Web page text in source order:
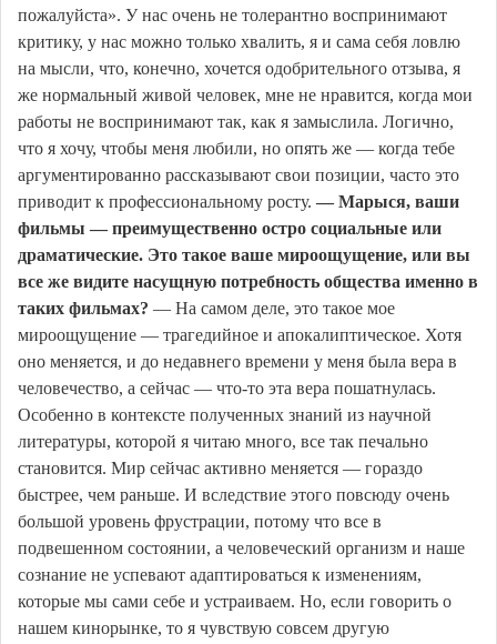
пожалуйста». У нас очень не толерантно воспринимают
критику, у нас можно только хвалить, я и сама себя ловлю
на мысли, что, конечно, хочется одобрительного отзыва, я
же нормальный живой человек, мне не нравится, когда мои
работы не воспринимают так, как я замыслила. Логично,
что я хочу, чтобы меня любили, но опять же — когда тебе
аргументированно рассказывают свои позиции, часто это
приводит к профессиональному росту. — Марыся, ваши
фильмы — преимущественно остро социальные или
драматические. Это такое ваше мироощущение, или вы
все же видите насущную потребность общества именно в
таких фильмах? — На самом деле, это такое мое
мироощущение — трагедийное и апокалиптическое. Хотя
оно меняется, и до недавнего времени у меня была вера в
человечество, а сейчас — что-то эта вера пошатнулась.
Особенно в контексте полученных знаний из научной
литературы, которой я читаю много, все так печально
становится. Мир сейчас активно меняется — гораздо
быстрее, чем раньше. И вследствие этого повсюду очень
большой уровень фрустрации, потому что все в
подвешенном состоянии, а человеческий организм и наше
сознание не успевают адаптироваться к изменениям,
которые мы сами себе и устраиваем. Но, если говорить о
нашем кинорынке, то я чувствую совсем другую